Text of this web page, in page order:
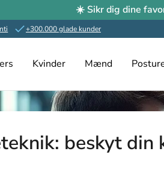
☀️ Sikr dig dine
+300.000 glade kunder
Kvinder Mænd
beskyt din